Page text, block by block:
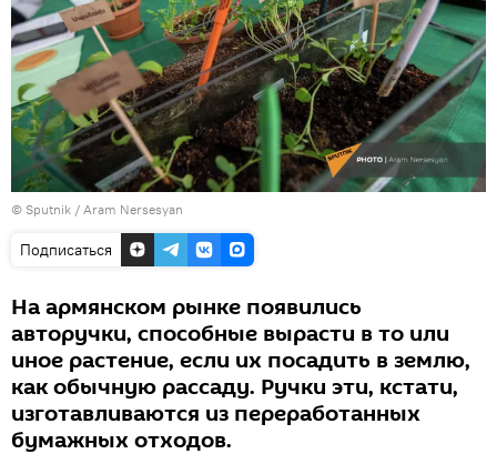
© Sputnik / Aram Nersesyan
Подписаться
На армянском рынке появились
авторучки, способные вырасти в то или
иное растение, если их посадить в землю,
как обычную рассаду. Ручки эти, кстати,
изготавливаются из переработанных
бумажных отходов.